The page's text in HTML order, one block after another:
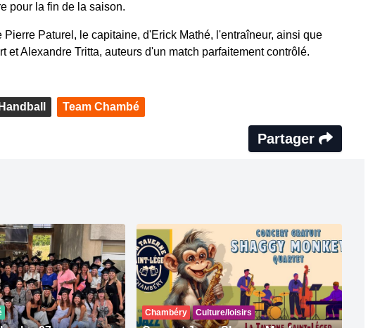
pour la fin de la saison.
Pierre Paturel, le capitaine, d'Erick Mathé, l'entraîneur, ainsi que
et Alexandre Tritta, auteurs d'un match parfaitement contrôlé.
Handball Team Chambé
Partager
Chambéry Culture/loisirs